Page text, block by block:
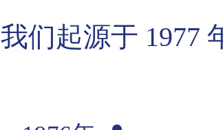
我们起源于 1977